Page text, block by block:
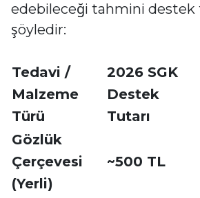
edebileceği tahmini destek
şöyledir:
Tedavi /
Malzeme
Türü
2026 SGK
Destek
Tutarı
Gözlük
Çerçevesi
(Yerli)
~500 TL